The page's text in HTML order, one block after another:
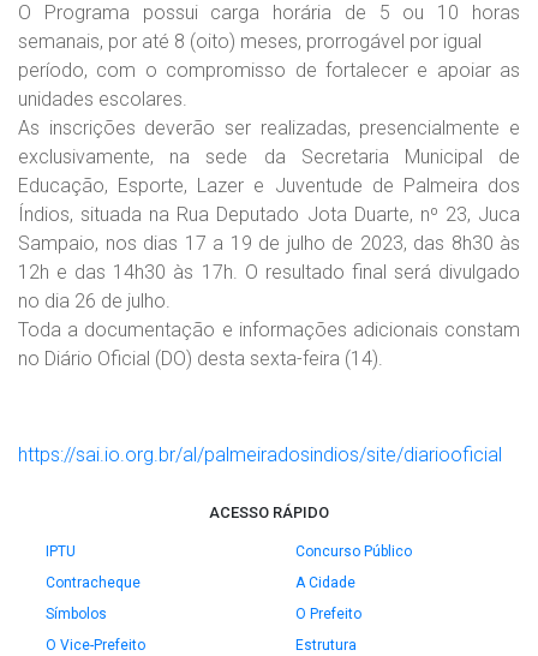
O Programa possui carga horária de 5 ou 10 horas
semanais, por até 8 (oito) meses, prorrogável por igual
período, com o compromisso de fortalecer e apoiar as
unidades escolares.
As inscrições deverão ser realizadas, presencialmente e
exclusivamente, na sede da Secretaria Municipal de
Educação, Esporte, Lazer e Juventude de Palmeira dos
Índios, situada na Rua Deputado Jota Duarte, nº 23, Juca
Sampaio, nos dias 17 a 19 de julho de 2023, das 8h30 às
12h e das 14h30 às 17h. O resultado final será divulgado
no dia 26 de julho.
Toda a documentação e informações adicionais constam
no Diário Oficial (DO) desta sexta-feira (14).
https://sai.io.org.br/al/palmeiradosindios/site/diariooficial
ACESSO RÁPIDO
IPTU
Concurso Público
Contracheque
A Cidade
Símbolos
O Prefeito
O Vice-Prefeito
Estrutura